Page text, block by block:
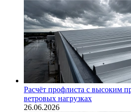
Расчёт профлиста с высоким
ветровых нагрузках
26.06.2026